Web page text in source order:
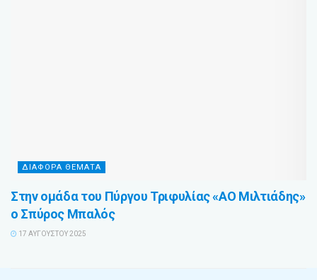
ΔΙΆΦΟΡΑ ΘΈΜΑΤΑ
Στην ομάδα του Πύργου Τριφυλίας «ΑΟ Μιλτιάδης»
ο Σπύρος Μπαλός
17 ΑΥΓΟΎΣΤΟΥ 2025